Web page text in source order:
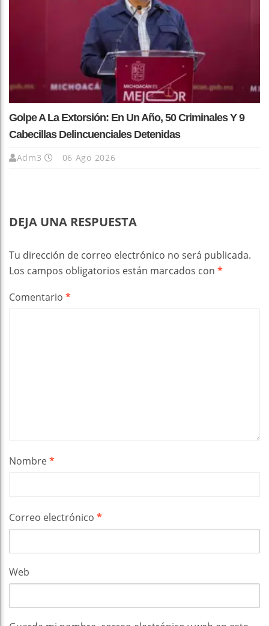
Golpe A La Extorsión: En Un Año, 50 Criminales Y 9
Cabecillas Delincuenciales Detenidas
Adm3 06 Ago 2026
DEJA UNA RESPUESTA
Tu dirección de correo electrónico no será publicada.
Los campos obligatorios están marcados con *
Comentario *
Nombre*
Correo electrónico *
Web